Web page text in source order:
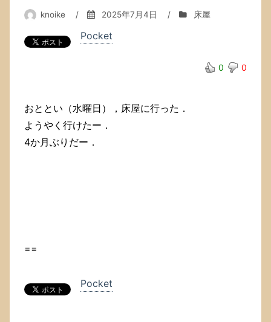
knoike / 2025年7月4日 / 床屋
Pocket
0 0
おととい（水曜日），床屋に行った．
ようやく行けたー．
4か月ぶりだー．
==
Pocket